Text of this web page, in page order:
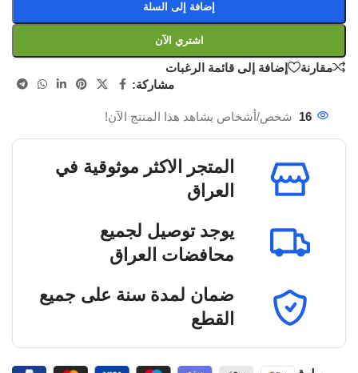
إضافة إلى السلة
اشتري الآن
مقارنة
إضافة إلى قائمة الرغبات
مشاركة:
16 شخص/أشخاص يشاهد هذا المنتج الآن!
المتجر الاكثر موثوقية في
العراق
يوجد توصيل لجميع
محافضات العراق
ضمان لمدة سنة على جميع
القطع